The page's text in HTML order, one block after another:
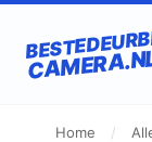
Home /